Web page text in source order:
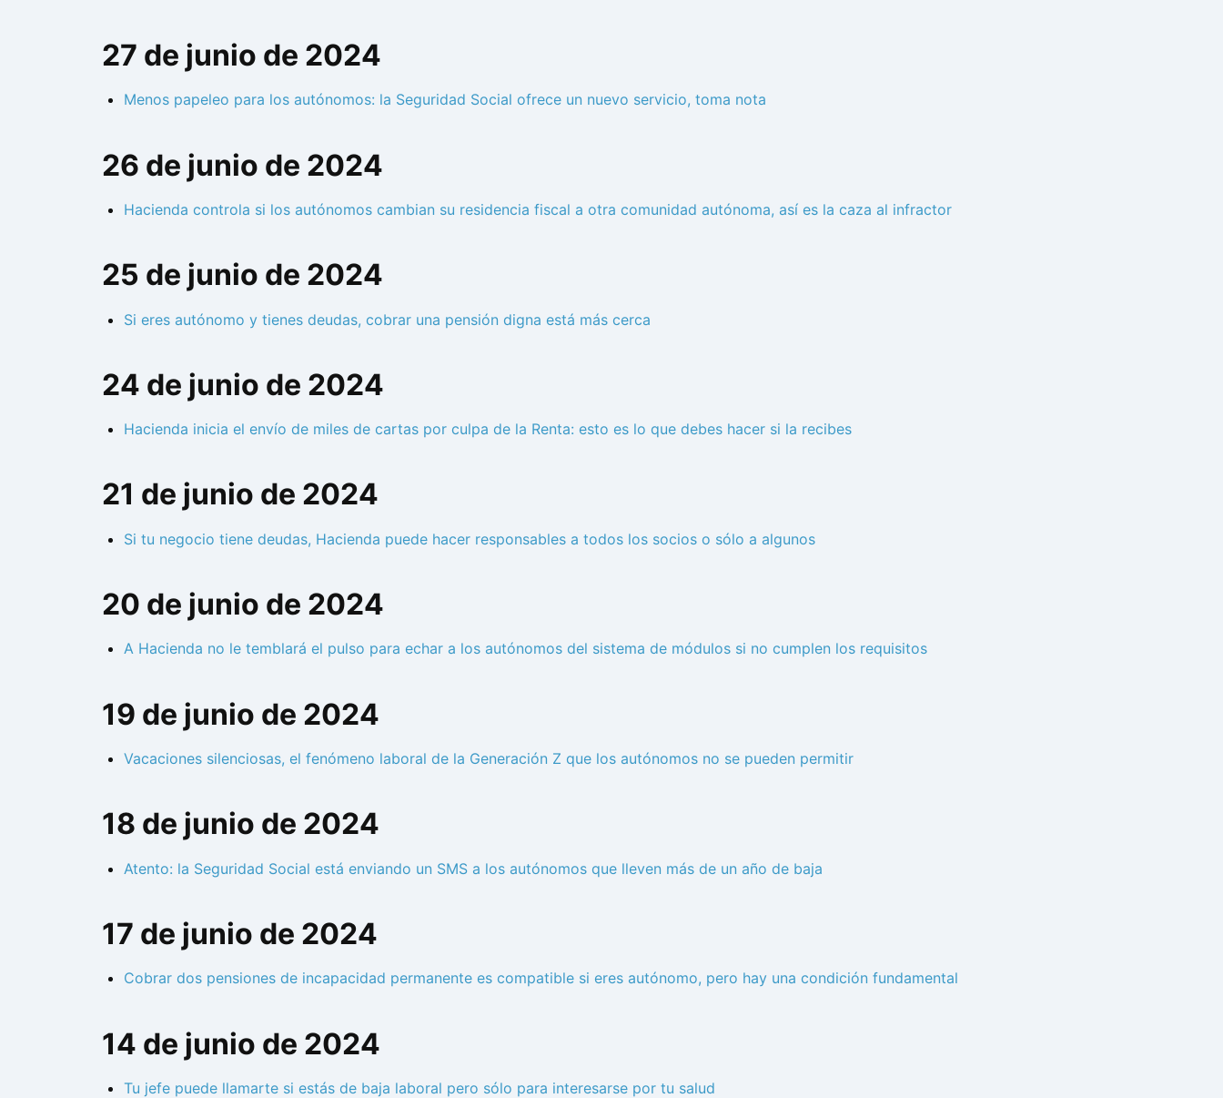
27 de junio de 2024
Menos papeleo para los autónomos: la Seguridad Social ofrece un nuevo servicio, toma nota
26 de junio de 2024
Hacienda controla si los autónomos cambian su residencia fiscal a otra comunidad autónoma, así es la caza al infractor
25 de junio de 2024
Si eres autónomo y tienes deudas, cobrar una pensión digna está más cerca
24 de junio de 2024
Hacienda inicia el envío de miles de cartas por culpa de la Renta: esto es lo que debes hacer si la recibes
21 de junio de 2024
Si tu negocio tiene deudas, Hacienda puede hacer responsables a todos los socios o sólo a algunos
20 de junio de 2024
A Hacienda no le temblará el pulso para echar a los autónomos del sistema de módulos si no cumplen los requisitos
19 de junio de 2024
Vacaciones silenciosas, el fenómeno laboral de la Generación Z que los autónomos no se pueden permitir
18 de junio de 2024
Atento: la Seguridad Social está enviando un SMS a los autónomos que lleven más de un año de baja
17 de junio de 2024
Cobrar dos pensiones de incapacidad permanente es compatible si eres autónomo, pero hay una condición fundamental
14 de junio de 2024
Tu jefe puede llamarte si estás de baja laboral pero sólo para interesarse por tu salud